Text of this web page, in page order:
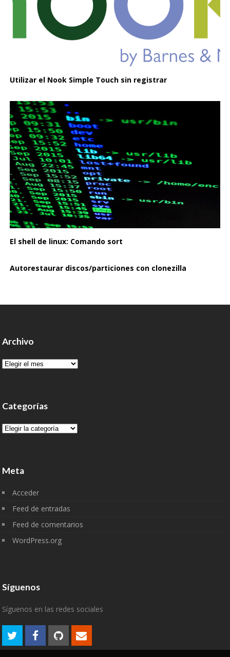
Utilizar el Nook Simple Touch sin registrar
El shell de linux: Comando sort
Autorestaurar discos/particiones con clonezilla
Archivo
Archivo
Categorías
Categorías
Meta
Acceder
Feed de entradas
Feed de comentarios
WordPress.org
Síguenos
Síguenos en las redes sociales